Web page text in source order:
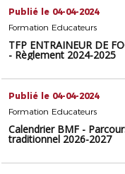
Publié le 04-04-2024
Formation Educateurs
TFP ENTRAINEUR DE
- Règlement 2024-2025
Publié le 04-04-2024
Formation Educateurs
Calendrier BMF -
traditionnel 2026-2027